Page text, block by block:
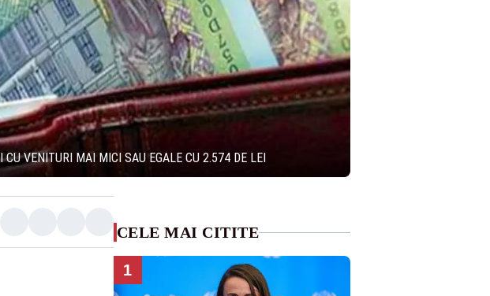
VENITURI MAI MICI SAU EGALE CU 2.574 DE LEI
CELE MAI CITITE
1